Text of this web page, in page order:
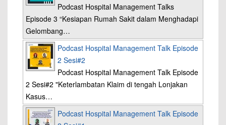
Podcast Hospital Management Talks
Episode 3 “Kesiapan Rumah Sakit dalam Menghadapi
Gelombang…
Podcast Hospital Management Talk Episode
2 Sesi#2
Podcast Hospital Management Talk Episode
2 Sesi#2 "Keterlambatan Klaim di tengah Lonjakan
Kasus…
Podcast Hospital Management Talk Episode